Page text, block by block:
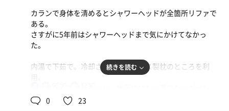
野菜ラーメン
野菜とスープの融合感がなく、炒め野菜のっけただけ
の感じ
今日は雨で川の水がやや濁っている。
水風呂はウイスキー樽のものとバスタブ型のものに水道水
と井戸水がオーバーフロー。
どちらも18℃くらい。バスタブのほうが足が伸ばせて広
い。
持ちいい。
カランで身体を清めるとシャワーヘッドが全箇所リファで
ある。
さすがに5年前はシャワーヘッドまで気にかけてなかっ
た。
内湯で下茹で。冷却されたステンレス製枕のところを利
ト。
続きを読む
0 23